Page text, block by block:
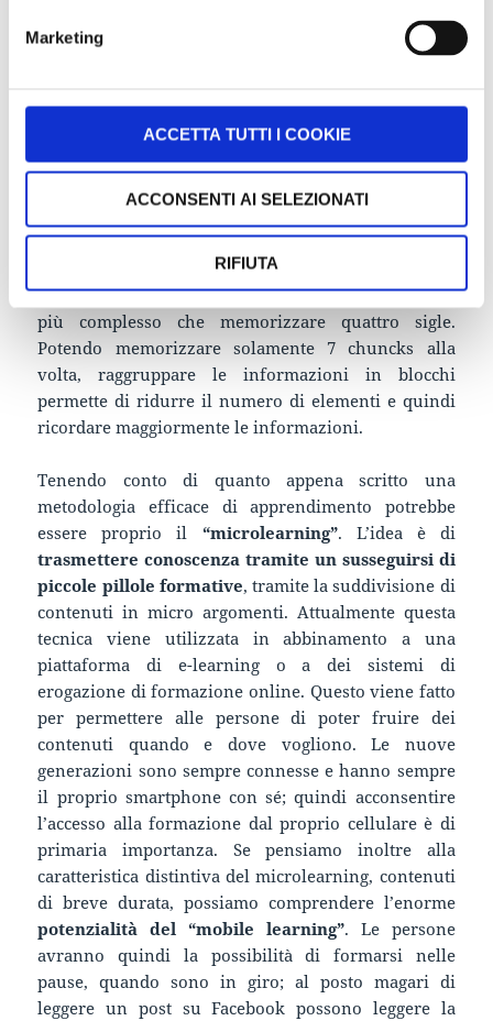
Marketing
ACCETTA TUTTI I COOKIE
ACCONSENTI AI SELEZIONATI
RIFIUTA
Ricordare un elenco di lettere, per esempio, risulterà
più complesso che memorizzare quattro sigle.
Potendo memorizzare solamente 7 chuncks alla
volta, raggruppare le informazioni in blocchi
permette di ridurre il numero di elementi e quindi
ricordare maggiormente le informazioni.
Tenendo conto di quanto appena scritto una
metodologia efficace di apprendimento potrebbe
essere proprio il “microlearning”. L’idea è di
trasmettere conoscenza tramite un susseguirsi di
piccole pillole formative, tramite la suddivisione di
contenuti in micro argomenti. Attualmente questa
tecnica viene utilizzata in abbinamento a una
piattaforma di e-learning o a dei sistemi di
erogazione di formazione online. Questo viene fatto
per permettere alle persone di poter fruire dei
contenuti quando e dove vogliono. Le nuove
generazioni sono sempre connesse e hanno sempre
il proprio smartphone con sé; quindi acconsentire
l’accesso alla formazione dal proprio cellulare è di
primaria importanza. Se pensiamo inoltre alla
caratteristica distintiva del microlearning, contenuti
di breve durata, possiamo comprendere l’enorme
potenzialità del “mobile learning”. Le persone
avranno quindi la possibilità di formarsi nelle
pause, quando sono in giro; al posto magari di
leggere un post su Facebook possono leggere la